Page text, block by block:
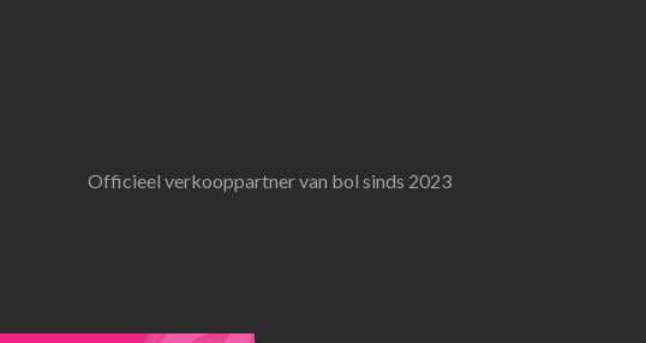
Officieel verkooppartner van bol sinds 2023